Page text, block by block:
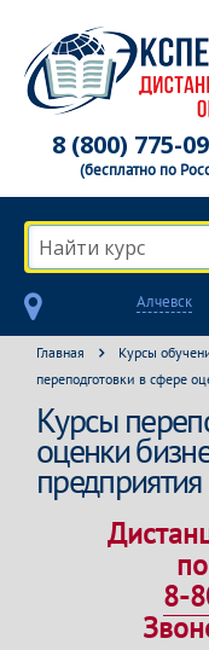
8 (800) 775-
(бесплатно по
Найти курс
Алчевск
Главная Курсы
переподготовки в сфере
Курсы
оценки
8-